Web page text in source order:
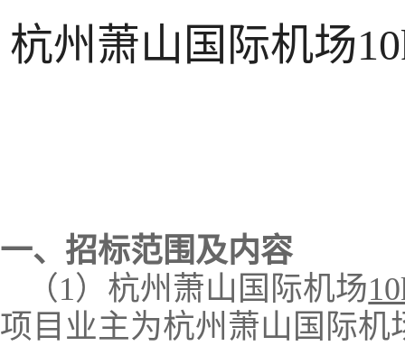
杭州萧山国际机场
一、招标范围及内容
（1）杭州萧山国际机场
项目业主为杭州萧山国际